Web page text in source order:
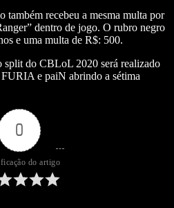
também recebeu a mesma multa por
dentro de jogo. O rubro negro
e uma multa de R$: 500.
split do CBLoL 2020 será realizado
e paiN abrindo a sétima
0
do artigo